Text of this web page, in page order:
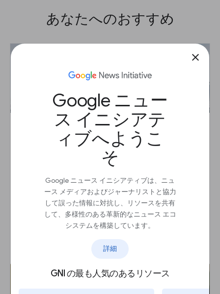
close
Google ニュー
ス イニシアテ
ィブへようこ
そ
Google ニュース イニシアティブは、ニュ
ース メディアおよびジャーナリストと協力
して誤った情報に対抗し、リソースを共有
して、多様性のある革新的なニュース エコ
システムを構築しています。
詳細
GNI の最も人気のあるリソース
あなたへのおすすめ
Global Fishing Watch：漁船と船舶を監視す
Global Fishing Watchのマッピングツールを使用
して、地球規模における漁獲活動を追跡するため
のガイド。